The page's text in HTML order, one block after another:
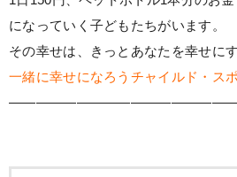
になっていく子どもたちがいます。
その幸せは、きっとあなたを幸せにす
一緒に幸せになろうチャイルド・ス